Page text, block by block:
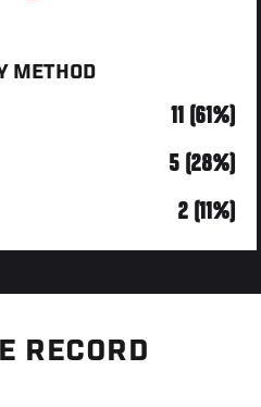
METHOD
11 (61%)
5 (28%)
2 (11%)
RECORD